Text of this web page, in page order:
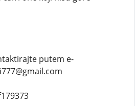
putem e-